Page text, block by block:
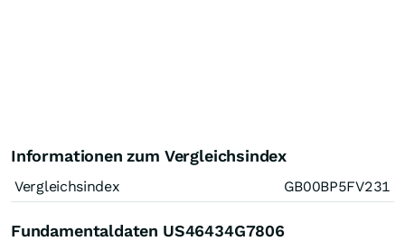
Informationen zum Vergleichsindex
Vergleichsindex GB00BP5FV231
Fundamentaldaten US46434G7806